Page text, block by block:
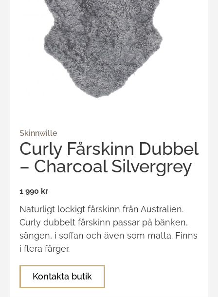
Skinnwille
Curly Fårskinn Dubbel
– Charcoal Silvergrey
1 990 kr
Naturligt lockigt fårskinn från Australien.
Curly dubbelt fårskinn passar på bänken,
sängen, i soffan och även som matta. Finns
i flera färger.
Kontakta butik